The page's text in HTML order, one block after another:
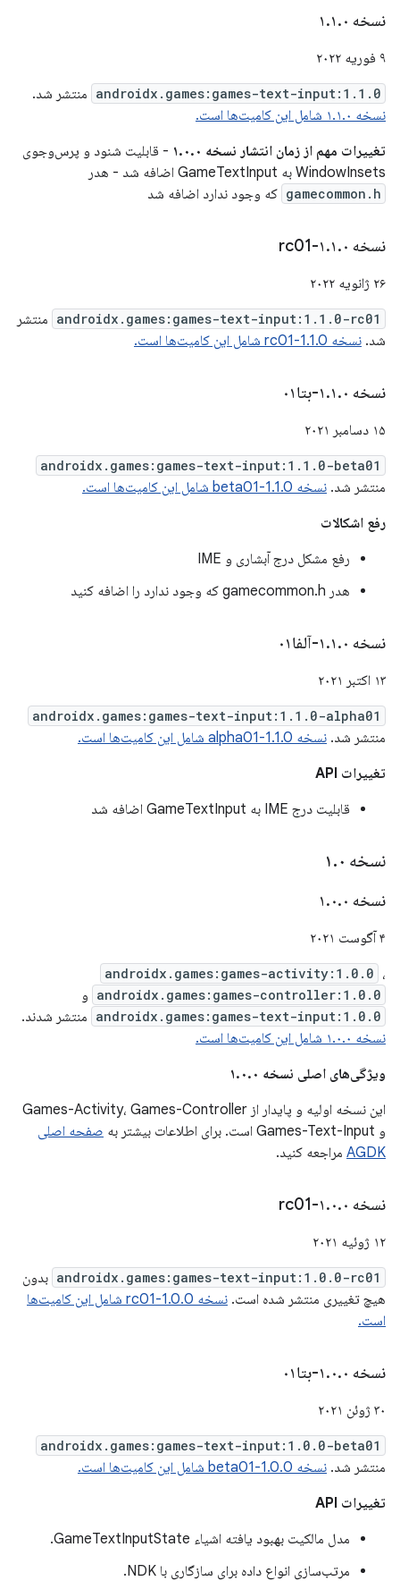
نسخه ۱ .۱.۰
۹ فوریه ۲۰۲۲
androidx.games:games-text-input:1.1.0 منتشر شد.
نسخه ۱.۱.۰ شامل این کامیت‌ها است.
تغییرات مهم از زمان انتشار نسخه ۱.۰.۰
- قابلیت شنود و پرس‌وجوی
WindowInsets به GameTextInput اضافه شد - هدر
gamecommon.h که وجود ندارد اضافه شد
نسخه ۱ .۱.۰-rc01
۲۶ ژانویه ۲۰۲۲
androidx.games:games-text-input:1.1.0-rc01 منتشر
شد. نسخه 1.1.0-rc01 شامل این کامیت‌ها است.
نسخه ۱ .۱.۰-بتا۰۱
۱۵ دسامبر ۲۰۲۱
androidx.games:games-text-input:1.1.0-beta01
منتشر شد. نسخه 1.1.0-beta01 شامل این کامیت‌ها است.
رفع اشکالات
رفع مشکل درج آبشاری و IME
هدر gamecommon.h که وجود ندارد را اضافه کنید
نسخه ۱ .۱.۰-آلفا۰۱
۱۳ اکتبر ۲۰۲۱
androidx.games:games-text-input:1.1.0-alpha01
منتشر شد. نسخه 1.1.0-alpha01 شامل این کامیت‌ها است.
تغییرات API
قابلیت درج IME به GameTextInput اضافه شد
نسخه ۱ .۰
نسخه ۱ .۰.۰
۴ آگوست ۲۰۲۱
androidx.games:games-activity:1.0.0 ،
androidx.games:games-controller:1.0.0 و
androidx.games:games-text-input:1.0.0 منتشر شدند.
نسخه ۱.۰.۰ شامل این کامیت‌ها است.
ویژگی‌های اصلی نسخه ۱.۰.۰
این نسخه اولیه و پایدار از Games-Activity، Games-Controller
و Games-Text-Input است. برای اطلاعات بیشتر به
صفحه اصلی
AGDK مراجعه کنید.
نسخه ۱ .۰.۰-rc01
۱۲ ژوئیه ۲۰۲۱
androidx.games:games-text-input:1.0.0-rc01 بدون
هیچ تغییری منتشر شده است.
نسخه 1.0.0-rc01 شامل این کامیت‌ها
است.
نسخه ۱ .۰.۰-بتا۰۱
۳۰ ژوئن ۲۰۲۱
androidx.games:games-text-input:1.0.0-beta01
منتشر شد. نسخه 1.0.0-beta01 شامل این کامیت‌ها است.
تغییرات API
مدل مالکیت بهبود یافته اشیاء GameTextInputState.
مرتب‌سازی انواع داده برای سازگاری با NDK.